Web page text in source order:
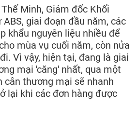
Minh, Giám đốc Khối
giai đoạn đầu năm, các
khẩu nguyên liệu nhiều để
mùa vụ cuối năm, còn nửa
Vì vậy, hiện tại, đang là giai
mại 'căng' nhất, qua một
cân thương mại sẽ nhanh
lại khi các đơn hàng được